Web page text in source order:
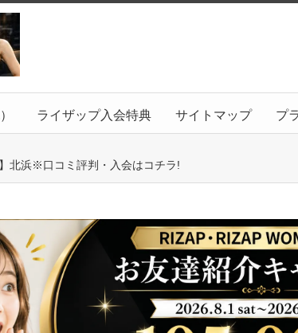
ライザップ入会特典 サイトマップ プ
北浜※口コミ評判・入会はコチラ!